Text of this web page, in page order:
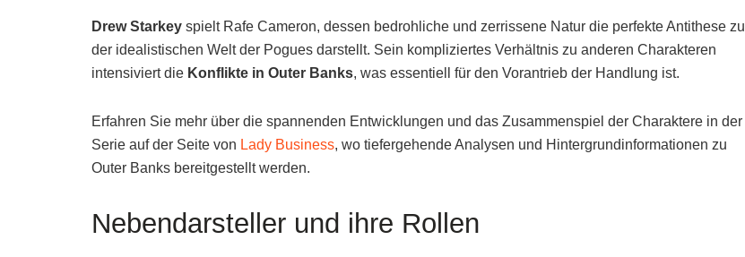
Drew Starkey spielt Rafe Cameron, dessen bedrohliche und zerrissene Natur die perfekte Antithese zu
der idealistischen Welt der Pogues darstellt. Sein kompliziertes Verhältnis zu anderen Charakteren
intensiviert die Konflikte in Outer Banks, was essentiell für den Vorantrieb der Handlung ist.
Erfahren Sie mehr über die spannenden Entwicklungen und das Zusammenspiel der Charaktere in der
Serie auf der Seite von Lady Business, wo tiefergehende Analysen und Hintergrundinformationen zu
Outer Banks bereitgestellt werden.
Nebendarsteller und ihre Rollen